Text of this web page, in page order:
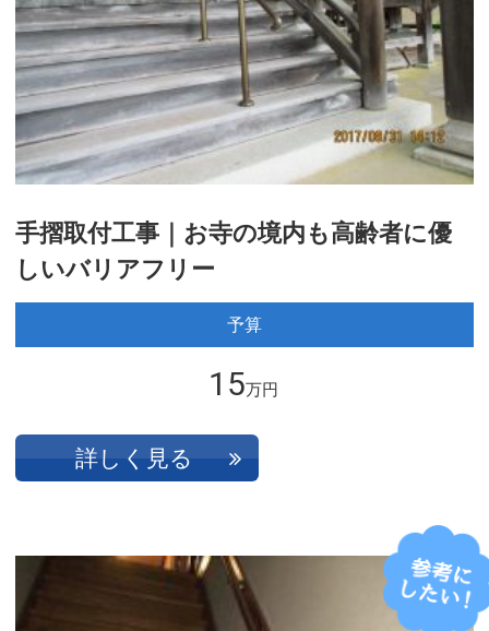
手摺取付工事｜お寺の境内も高齢者に優
しいバリアフリー
予算
15万円
詳しく見る